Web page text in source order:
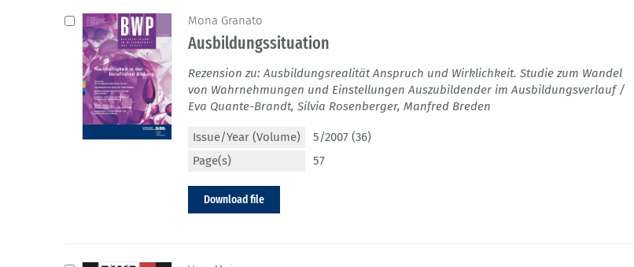
Mona Granato
Ausbildungssituation
Rezension zu: Ausbildungsrealität Anspruch und Wirklichkeit. Studie zum Wandel
von Wahrnehmungen und Einstellungen Auszubildender im Ausbildungsverlauf /
Eva Quante-Brandt, Silvia Rosenberger, Manfred Breden
Issue/Year (Volume)
5/2007 (36)
Page(s)
57
Download file